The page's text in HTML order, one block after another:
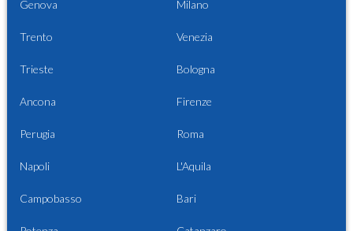
Genova Milano
Trento Venezia
Trieste Bologna
Ancona Firenze
Perugia Roma
Napoli L'Aquila
Campobasso Bari